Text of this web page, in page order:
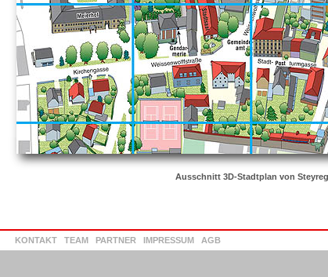
Ausschnitt 3D-Stadtplan von
KONTAKT TEAM PARTNER IMPRESSUM AGB